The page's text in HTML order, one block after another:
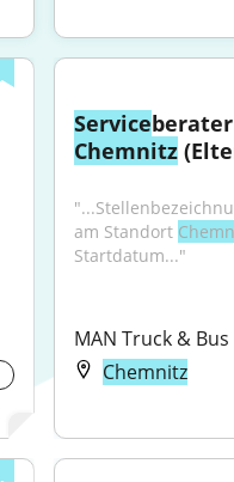
Service
Chemnitz
am Standort
Startdatum..."
MAN Truck &
Chemnitz